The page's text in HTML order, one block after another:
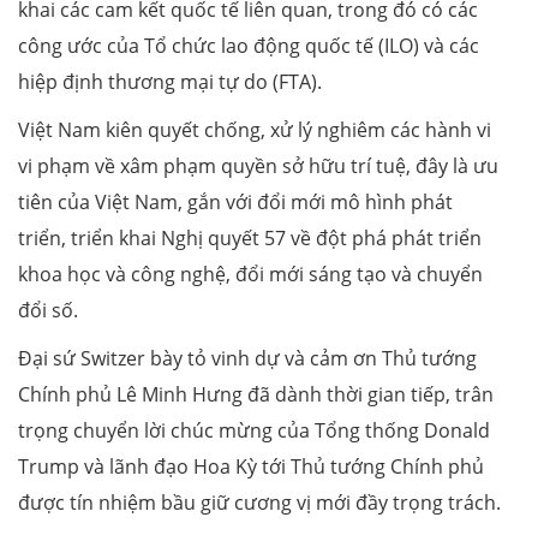
khai các cam kết quốc tế liên quan, trong đó có các
công ước của Tổ chức lao động quốc tế (ILO) và các
hiệp định thương mại tự do (FTA).
Việt Nam kiên quyết chống, xử lý nghiêm các hành vi
vi phạm về xâm phạm quyền sở hữu trí tuệ, đây là ưu
tiên của Việt Nam, gắn với đổi mới mô hình phát
triển, triển khai Nghị quyết 57 về đột phá phát triển
khoa học và công nghệ, đổi mới sáng tạo và chuyển
đổi số.
Đại sứ Switzer bày tỏ vinh dự và cảm ơn Thủ tướng
Chính phủ Lê Minh Hưng đã dành thời gian tiếp, trân
trọng chuyển lời chúc mừng của Tổng thống Donald
Trump và lãnh đạo Hoa Kỳ tới Thủ tướng Chính phủ
được tín nhiệm bầu giữ cương vị mới đầy trọng trách.